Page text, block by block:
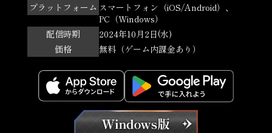
プラットフォーム スマートフォン（iOS/Android）、
PC（Windows）
配信時期
2024年10月2日(水)
価格
無料（ゲーム内課金あり）